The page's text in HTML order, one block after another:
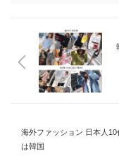
海外ファッション 日本人
は韓国